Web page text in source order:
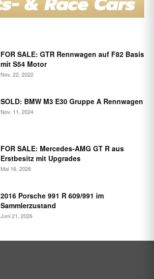
FOR SALE: GTR Rennwagen auf F82 Basis
mit S54 Motor
Nov. 22, 2022
SOLD: BMW M3 E30 Gruppe A Rennwagen
Nov. 11, 2024
FOR SALE: Mercedes-AMG GT R aus
Erstbesitz mit Upgrades
Mai 16, 2026
2016 Porsche 991 R 609/991 im
Sammlerzustand
Juni 21, 2026